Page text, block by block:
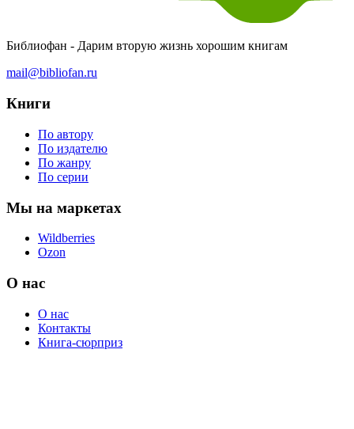
Библиофан - Дарим вторую жизнь хорошим книгам
mail@bibliofan.ru
Книги
По автору
По издателю
По жанру
По серии
Мы на маркетах
Wildberries
Ozon
О нас
О нас
Контакты
Книга-сюрприз